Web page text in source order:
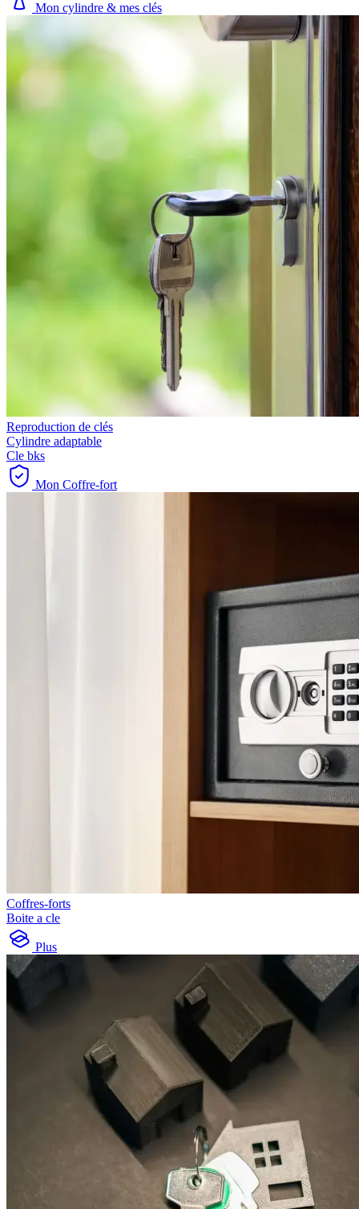
Mon cylindre & mes clés
Reproduction de clés
Cylindre adaptable
Cle bks
Mon Coffre-fort
Coffres-forts
Boite a cle
Plus